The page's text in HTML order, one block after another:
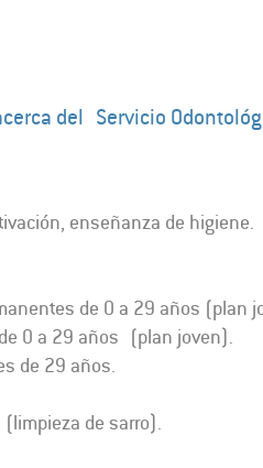
del Servicio
enseñanza de higiene.
de 0 a 29 años (plan
0 a 29 años (plan joven).
de 29 años.
de sarro).